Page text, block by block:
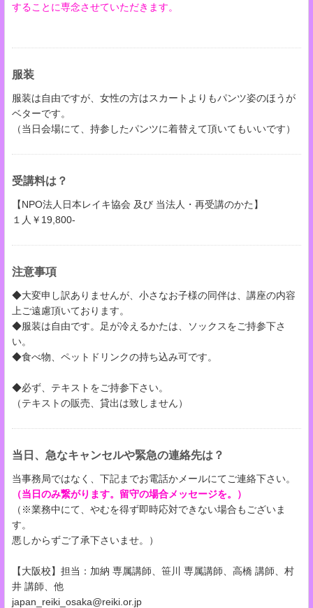
することに専念させていただきます。
服装
服装は自由ですが、女性の方はスカートよりもパンツ姿のほうが
ベターです。
（当日会場にて、持参したパンツに着替えて頂いてもいいです）
受講料は？
【NPO法人日本レイキ協会 及び 当法人・再受講のかた】
１人￥19,800-
注意事項
◆大変申し訳ありませんが、小さなお子様の同伴は、講座の内容
上ご遠慮頂いております。
◆服装は自由です。足が冷えるかたは、ソックスをご持参下さ
い。
◆食べ物、ペットドリンクの持ち込み可です。
◆必ず、テキストをご持参下さい。
（テキストの販売、貸出は致しません）
当日、急なキャンセルや緊急の連絡先は？
当事務局ではなく、下記までお電話かメールにてご連絡下さい。
（当日のみ繋がります。留守の場合メッセージを。）
（※業務中にて、やむを得ず即時応対できない場合もございま
す。
悪しからずご了承下さいませ。）
【大阪校】担当：加納 専属講師、笹川 専属講師、高橋 講師、村
井 講師、他
japan_reiki_osaka@reiki.or.jp